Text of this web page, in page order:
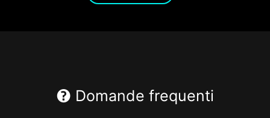
Domande frequenti